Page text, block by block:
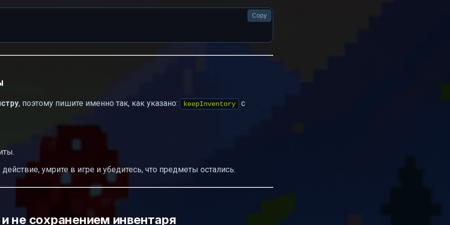
Copy
, поэтому пишите именно так, как указано: keepInventory с
умрите в игре и убедитесь, что предметы остались.
не сохранением инвентаря